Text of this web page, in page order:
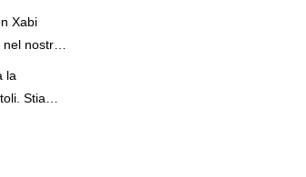
Xabi
nel nostro
la
Stiamo